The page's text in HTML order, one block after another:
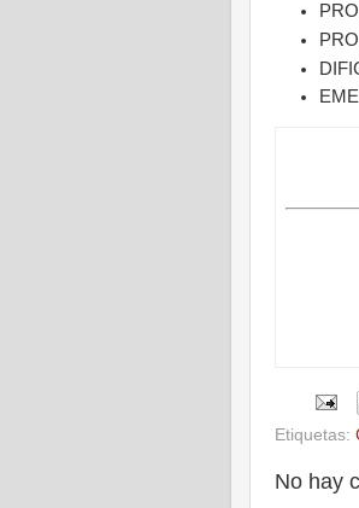
Etiquetas:
No hay